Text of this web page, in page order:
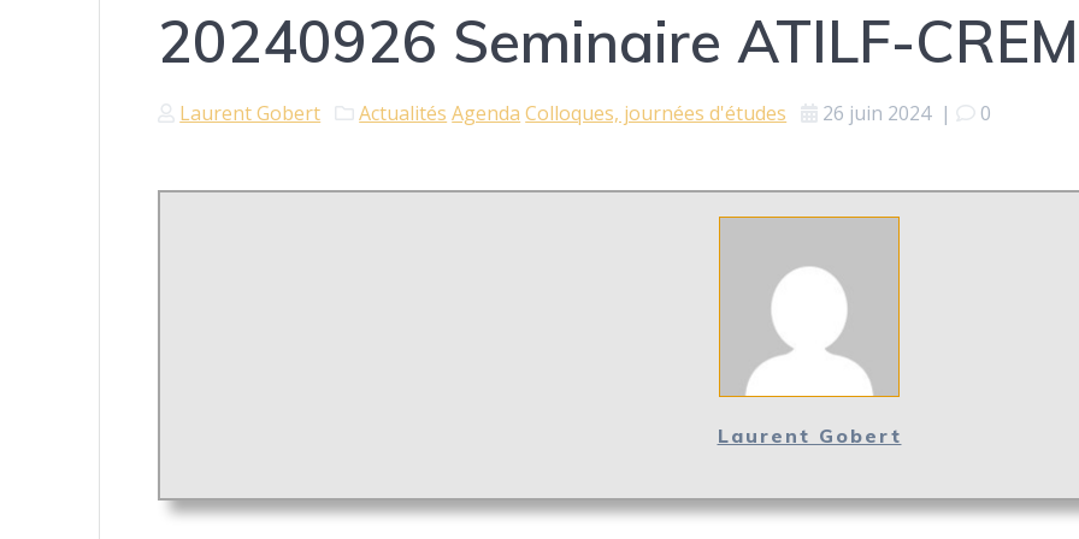
20240926 Seminaire ATILF-CREM
Laurent Gobert Actualités Agenda Colloques, journées d'études 26 juin 2024| 0
Laurent Gobert